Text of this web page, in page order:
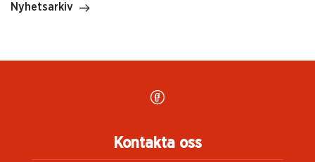
Nyhetsarkiv
Kontakta oss